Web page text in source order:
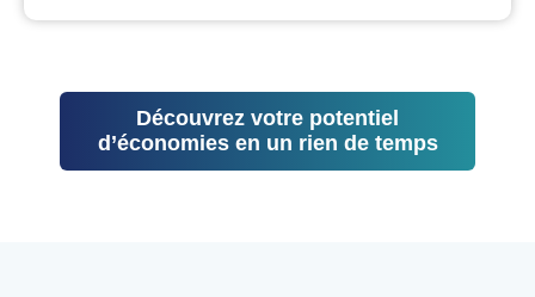
Découvrez votre potentiel
d’économies en un rien de temps